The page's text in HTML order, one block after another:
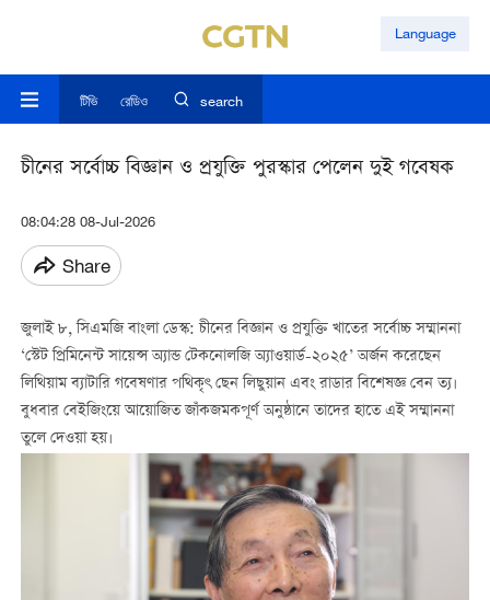
Language
টিভি রেডিও search
চীনের সর্বোচ্চ বিজ্ঞান ও প্রযুক্তি পুরস্কার পেলেন দুই গবেষক
08:04:28 08-Jul-2026
Share
জুলাই ৮, সিএমজি বাংলা ডেস্ক: চীনের বিজ্ঞান ও প্রযুক্তি খাতের সর্বোচ্চ সম্মাননা
‘স্টেট প্রিমিনেন্ট সায়েন্স অ্যান্ড টেকনোলজি অ্যাওয়ার্ড-২০২৫’ অর্জন করেছেন
লিথিয়াম ব্যাটারি গবেষণার পথিকৃৎ ছেন লিছুয়ান এবং রাডার বিশেষজ্ঞ বেন ত্য।
বুধবার বেইজিংয়ে আয়োজিত জাঁকজমকপূর্ণ অনুষ্ঠানে তাদের হাতে এই সম্মাননা
তুলে দেওয়া হয়।